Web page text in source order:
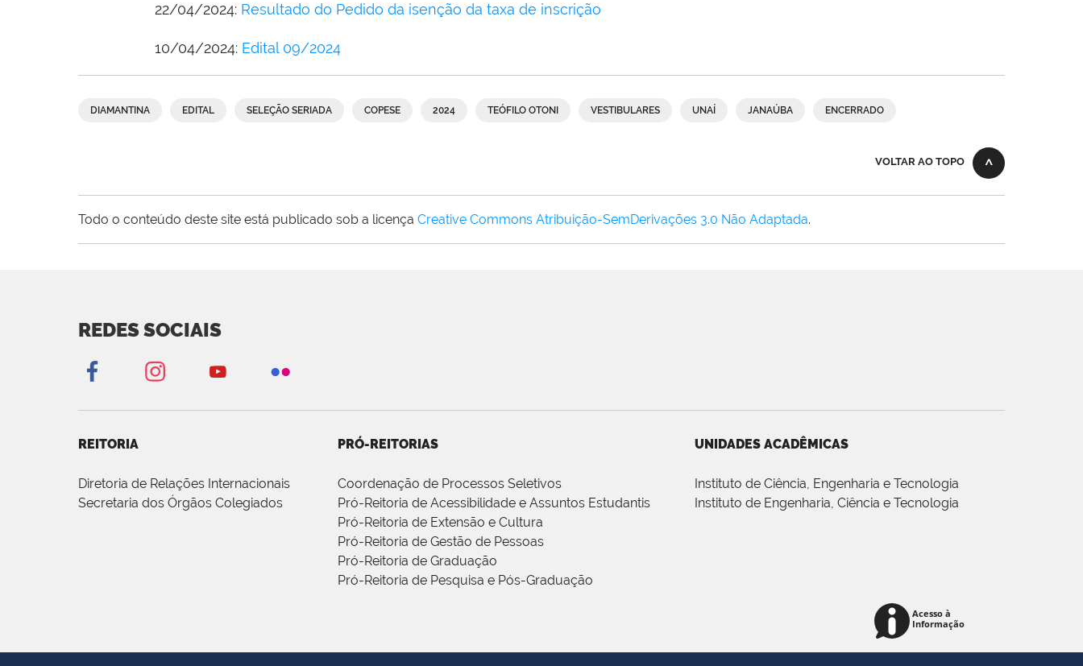
22/04/2024: Resultado do Pedido da isenção da taxa de inscrição
10/04/2024: Edital 09/2024
DIAMANTINA EDITAL SELEÇÃO SERIADA COPESE 2024 TEÓFILO OTONI VESTIBULARES UNAÍ JANAÚBA ENCERRADO
VOLTAR AO TOPO
Todo o conteúdo deste site está publicado sob a licença Creative Commons Atribuição-SemDerivações 3.0 Não Adaptada.
REDES SOCIAIS
REITORIA
Diretoria de Relações Internacionais
Secretaria dos Órgãos Colegiados
PRÓ-REITORIAS
Coordenação de Processos Seletivos
Pró-Reitoria de Acessibilidade e Assuntos Estudantis
Pró-Reitoria de Extensão e Cultura
Pró-Reitoria de Gestão de Pessoas
Pró-Reitoria de Graduação
Pró-Reitoria de Pesquisa e Pós-Graduação
UNIDADES ACADÊMICAS
Instituto de Ciência, Engenharia e Tecnologia
Instituto de Engenharia, Ciência e Tecnologia